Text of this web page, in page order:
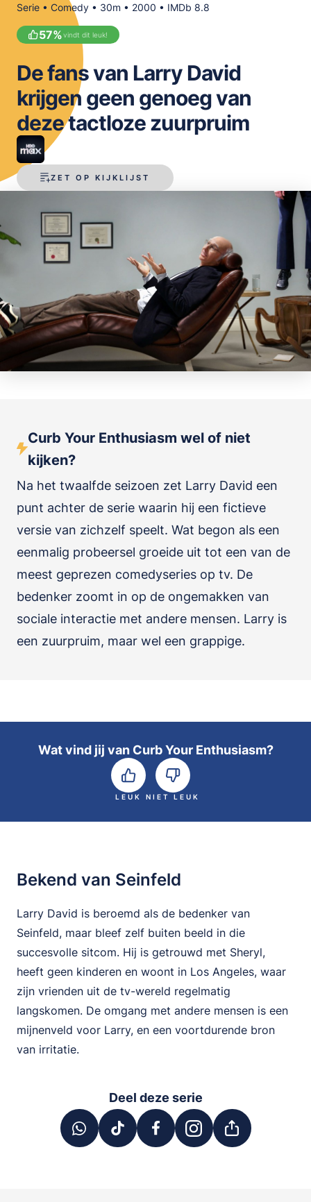
Serie • Comedy • 30m • 2000 • IMDb 8.8
57%vindt dit leuk!
ZET OP KIJKLIJST
De fans van Larry David
krijgen geen genoeg van
deze tactloze zuurpruim
Curb Your Enthusiasm wel of niet
kijken?
Na het twaalfde seizoen zet Larry David een
punt achter de serie waarin hij een fictieve
versie van zichzelf speelt. Wat begon als een
eenmalig probeersel groeide uit tot een van de
meest geprezen comedyseries op tv. De
bedenker zoomt in op de ongemakken van
sociale interactie met andere mensen. Larry is
een zuurpruim, maar wel een grappige.
Wat vind jij van Curb Your Enthusiasm?
LEUK NIET LEUK
Bekend van Seinfeld
Larry David is beroemd als de bedenker van
Seinfeld, maar bleef zelf buiten beeld in die
succesvolle sitcom. Hij is getrouwd met Sheryl,
heeft geen kinderen en woont in Los Angeles, waar
zijn vrienden uit de tv-wereld regelmatig
langskomen. De omgang met andere mensen is een
mijnenveld voor Larry, en een voortdurende bron
van irritatie.
Deel deze serie